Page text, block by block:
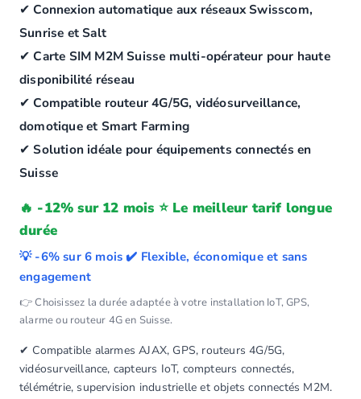
✔Connexion automatique aux réseaux Swisscom,
Sunrise et Salt
✔Carte SIM M2M Suisse multi-opérateur pour haute
disponibilité réseau
✔Compatible routeur 4G/5G, vidéosurveillance,
domotique et Smart Farming
✔Solution idéale pour équipements connectés en
Suisse
🔥 -12% sur 12 mois ⭐ Le meilleur tarif longue
durée
💡 -6% sur 6 mois ✔️ Flexible, économique et sans
engagement
👉 Choisissez la durée adaptée à votre installation IoT, GPS,
alarme ou routeur 4G en Suisse.
✔ Compatible alarmes AJAX, GPS, routeurs 4G/5G,
vidéosurveillance, capteurs IoT, compteurs connectés,
télémétrie, supervision industrielle et objets connectés M2M.